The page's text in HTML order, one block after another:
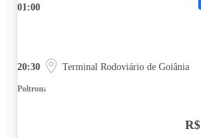
01:00
20:30 Terminal Rodoviário de Goiânia
Poltrona